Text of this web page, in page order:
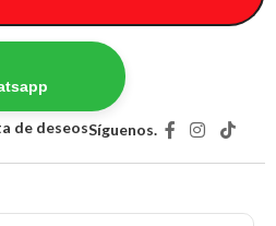
de deseosSíguenos.